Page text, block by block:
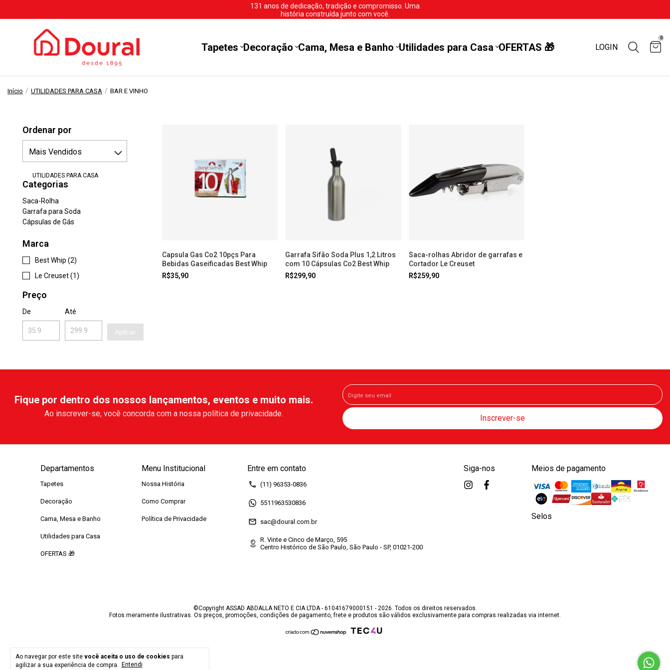
131 anos de dedicação, tradição e compromisso. Uma
história construída junto com você.
Tapetes Decoração Cama, Mesa e Banho Utilidades para Casa OFERTAS 🎁 LOGIN
0
Ao navegar por este site você aceita o uso de cookies para
agilizar a sua experiência de compra.
Entendi
Início / UTILIDADES PARA CASA / BAR E VINHO
Ordenar por
UTILIDADES PARA CASA
Categorias
Saca-Rolha
Garrafa para Soda
Cápsulas de Gás
Marca
Best Whip (2)
Le Creuset (1)
Preço
De Até
Aplicar
Capsula Gas Co2 10pçs Para
Bebidas Gaseificadas Best Whip
R$35,90
Garrafa Sifão Soda Plus 1,2 Litros
com 10 Cápsulas Co2 Best Whip
R$299,90
Saca-rolhas Abridor de garrafas e
Cortador Le Creuset
R$259,90
Fique por dentro dos nossos lançamentos, eventos e muito mais.
Ao inscrever-se, você concorda com a nossa política de privacidade.
Departamentos
Tapetes
Decoração
Cama, Mesa e Banho
Utilidades para Casa
OFERTAS 🎁
Menu Institucional
Nossa História
Como Comprar
Política de Privacidade
Entre em contato
(11) 96353-0836
5511963530836
sac@doural.com.br
R. Vinte e Cinco de Março, 595
Centro Histórico de São Paulo, São Paulo - SP, 01021-200
Siga-nos Meios de pagamento
Selos
©Copyright ASSAD ABDALLA NETO E CIA LTDA - 61041679000151 - 2026. Todos os direitos reservados.
Fotos meramente ilustrativas. Os preços, promoções, condições de pagamento, frete e produtos são válidos exclusivamente para compras realizadas via internet.